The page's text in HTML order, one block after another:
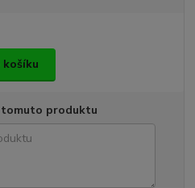
tomuto produktu